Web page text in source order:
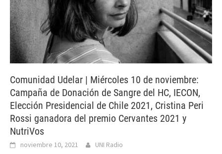
Comunidad Udelar | Miércoles 10 de noviembre:
Campaña de Donación de Sangre del HC, IECON,
Elección Presidencial de Chile 2021, Cristina Peri
Rossi ganadora del premio Cervantes 2021 y
NutriVos
noviembre 10, 2021 UNI Radio